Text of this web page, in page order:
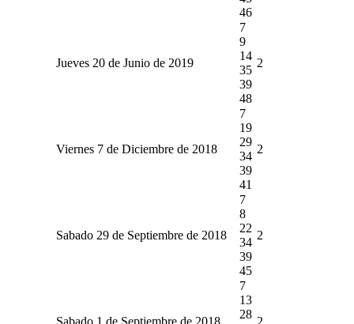
46
Jueves 20 de Junio de 2019
7
9
14
35
39
48
2
Viernes 7 de Diciembre de 2018
7
19
29
34
39
41
2
Sabado 29 de Septiembre de 2018
7
8
22
34
39
45
2
Sabado 1 de Septiembre de 2018
7
13
28
2